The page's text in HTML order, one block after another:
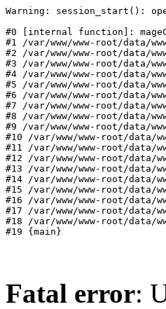
Warning: session_start():
#0 [internal function]:
#1 /var/www/www-root/data/
#2 /var/www/www-root/data/
#3 /var/www/www-root/data/
#4 /var/www/www-root/data/
#5 /var/www/www-root/data/
#6 /var/www/www-root/data/
#7 /var/www/www-root/data/
#8 /var/www/www-root/data/
#9 /var/www/www-root/data/
#10 /var/www/www-root/
#11 /var/www/www-root/data/
#12 /var/www/www-root/
#13 /var/www/www-root/
#14 /var/www/www-root/data/
#15 /var/www/www-root/data/
#16 /var/www/www-root/data/
#17 /var/www/www-root/data/
#18 /var/www/www-root/
#19 {main}
Fatal error: